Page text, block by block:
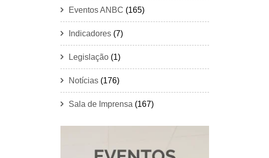
Eventos ANBC (165)
Indicadores (7)
Legislação (1)
Notícias (176)
Sala de Imprensa (167)